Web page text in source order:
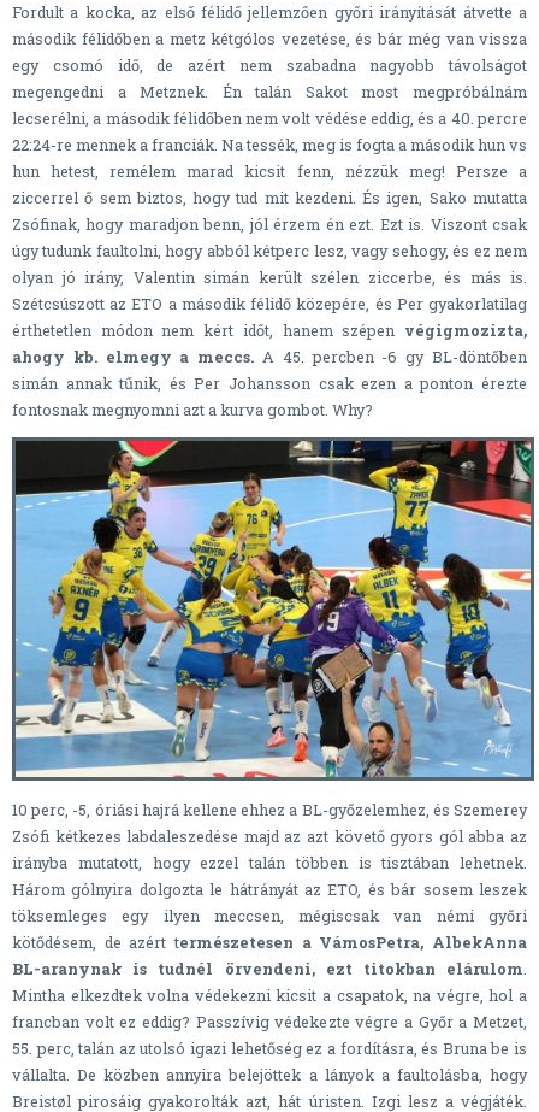
Fordult a kocka, az első félidő jellemzően győri irányítását átvette a
második félidőben a metz kétgólos vezetése, és bár még van vissza
egy csomó idő, de azért nem szabadna nagyobb távolságot
megengedni a Metznek. Én talán Sakot most megpróbálnám
lecserélni, a második félidőben nem volt védése eddig, és a 40. percre
22:24-re mennek a franciák. Na tessék, meg is fogta a második hun vs
hun hetest, remélem marad kicsit fenn, nézzük meg! Persze a
ziccerrel ő sem biztos, hogy tud mit kezdeni. És igen, Sako mutatta
Zsófinak, hogy maradjon benn, jól érzem én ezt. Ezt is. Viszont csak
úgy tudunk faultolni, hogy abból kétperc lesz, vagy sehogy, és ez nem
olyan jó irány, Valentin simán került szélen ziccerbe, és más is.
Szétcsúszott az ETO a második félidő közepére, és Per gyakorlatilag
érthetetlen módon nem kért időt, hanem szépen végigmozizta,
ahogy kb. elmegy a meccs. A 45. percben -6 gy BL-döntőben
simán annak tűnik, és Per Johansson csak ezen a ponton érezte
fontosnak megnyomni azt a kurva gombot. Why?
10 perc, -5, óriási hajrá kellene ehhez a BL-győzelemhez, és Szemerey
Zsófi kétkezes labdaleszedése majd az azt követő gyors gól abba az
irányba mutatott, hogy ezzel talán többen is tisztában lehetnek.
Három gólnyira dolgozta le hátrányát az ETO, és bár sosem leszek
töksemleges egy ilyen meccsen, mégiscsak van némi győri
kötődésem, de azért természetesen a VámosPetra, AlbekAnna
BL-aranynak is tudnél örvendeni, ezt titokban elárulom
Mintha elkezdtek volna védekezni kicsit a csapatok, na végre, hol a
francban volt ez eddig? Passzívig védekezte végre a Győr a Metzet,
55. perc, talán az utolsó igazi lehetőség ez a fordításra, és Bruna be is
vállalta. De közben annyira belejöttek a lányok a faultolásba, hogy
Breistøl pirosáig gyakorolták azt, hát úristen. Izgi lesz a végjáték.